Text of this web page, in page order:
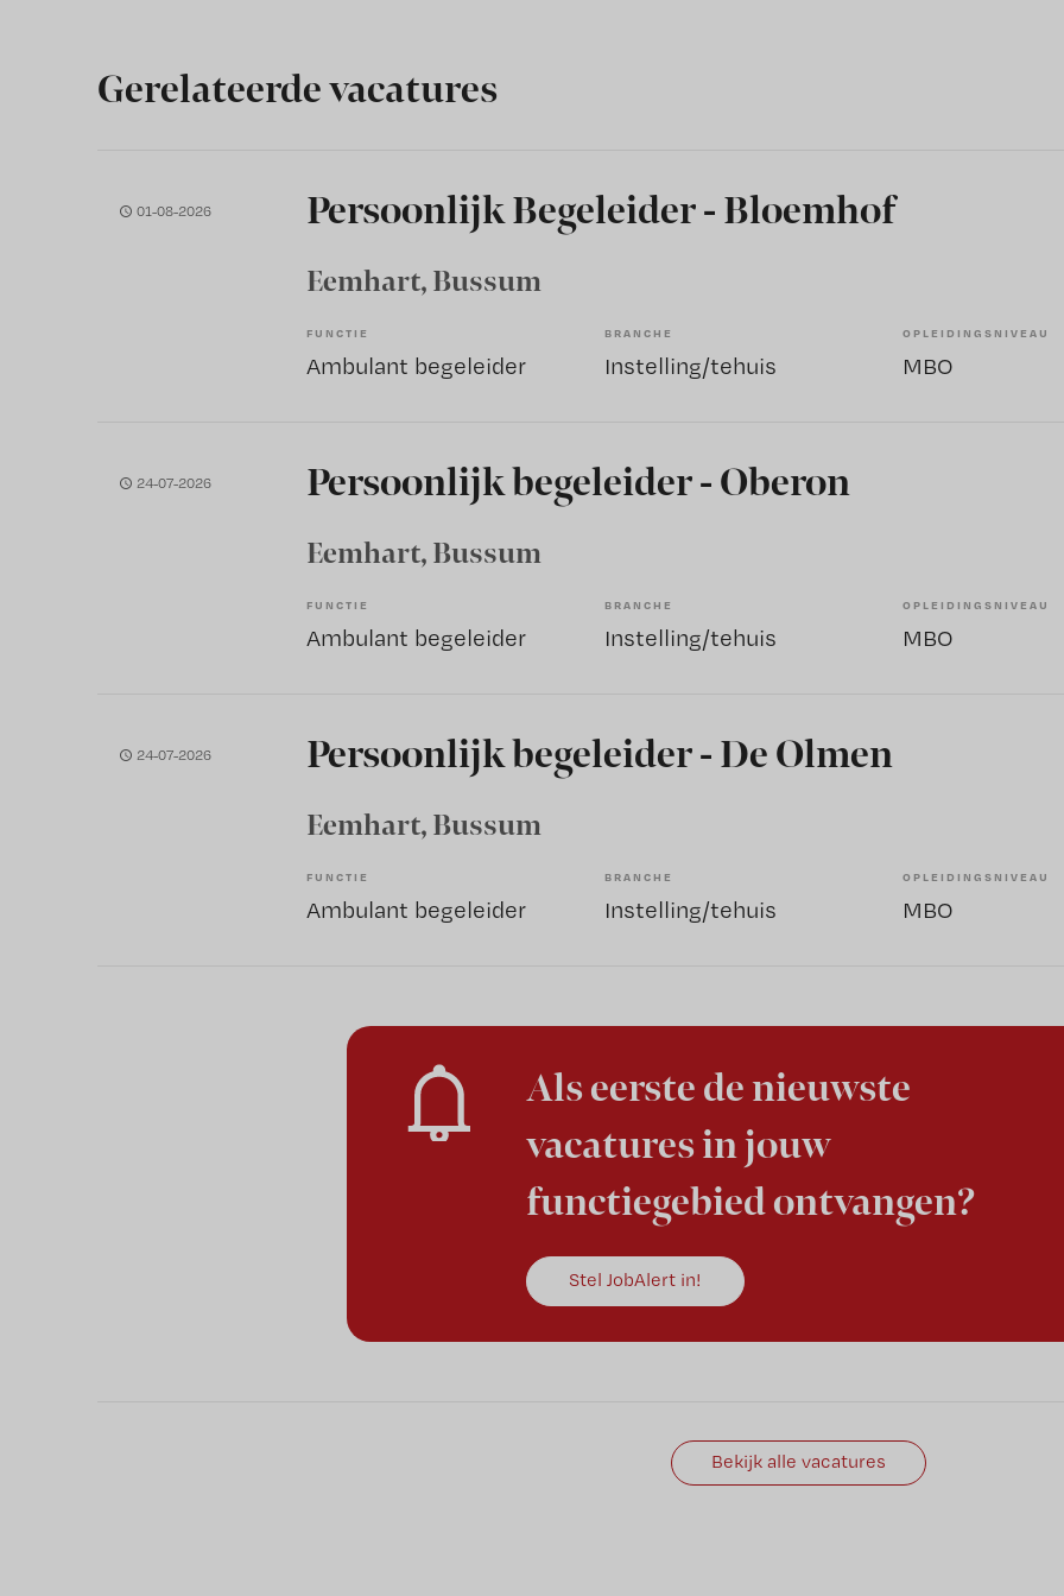
Gerelateerde vacatures
01-08-2026 Persoonlijk Begeleider - Bloemhof
Eemhart, Bussum
FUNCTIE
Ambulant begeleider
BRANCHE
Instelling/tehuis
OPLEIDINGSNIVEAU
MBO
24-07-2026 Persoonlijk begeleider - Oberon
Eemhart, Bussum
FUNCTIE
Ambulant begeleider
BRANCHE
Instelling/tehuis
OPLEIDINGSNIVEAU
MBO
24-07-2026 Persoonlijk begeleider - De Olmen
Eemhart, Bussum
FUNCTIE
Ambulant begeleider
BRANCHE
Instelling/tehuis
OPLEIDINGSNIVEAU
MBO
Als eerste de nieuwste
vacatures in jouw
functiegebied ontvangen?
Stel JobAlert in!
Bekijk alle vacatures